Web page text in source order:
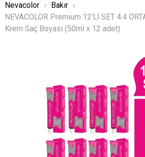
Nevacolor
Bakır
NEVACOLOR Premium 12'Lİ SET 4.4
Krem Saç Boyası (50ml x 12 adet)